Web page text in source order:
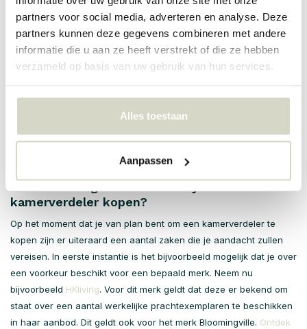
partners voor social media, adverteren en analyse. Deze
partners kunnen deze gegevens combineren met andere
informatie die u aan ze heeft verstrekt of die ze hebben
verzameld op basis van uw gebruik van hun services.
Alles toestaan
Aanpassen
Voor menig aantal mensen geldt dat ze ervan houden om hun
ramen niet te voorzien van raamdecoratie, bijvoorbeeld omdat ze
graag willen kunnen rekenen op een zo optimaal mogelijke
lichtinval. Toch spreekt het voor zich dat je het niet fijn vindt
die zijn terug te vinden in ons aanbod hier bij Living and Company
bovendien ook visueel verantwoorde manier kan worden
kamerverdeler kopen?
Op het moment dat je van plan bent om een kamerverdeler te
kopen zijn er uiteraard een aantal zaken die je aandacht zullen
vereisen. In eerste instantie is het bijvoorbeeld mogelijk dat je over
een voorkeur beschikt voor een bepaald merk. Neem nu
bijvoorbeeld HKliving. Voor dit merk geldt dat deze er bekend om
staat over een aantal werkelijke prachtexemplaren te beschikken
in haar aanbod. Dit geldt ook voor het merk Bloomingville. Ontdek